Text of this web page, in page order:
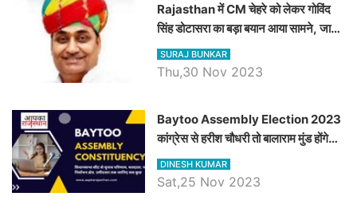
Rajasthan में CM चेहरे को लेकर गोविंद
सिंह डोटासरा का बड़ा बयान आया सामने, जानें
विचार
SURAJ BUNKAR
Thu,30 Nov 2023
Baytoo Assembly Election 2023
कांग्रेस से हरीश चौधरी तो बालाराम मुंड होंगे
भाजपा उम्मीदवार, जानिये बायतू विधानसभा
सीट के ताजा समीकरण
DINESH KUMAR
Sat,25 Nov 2023